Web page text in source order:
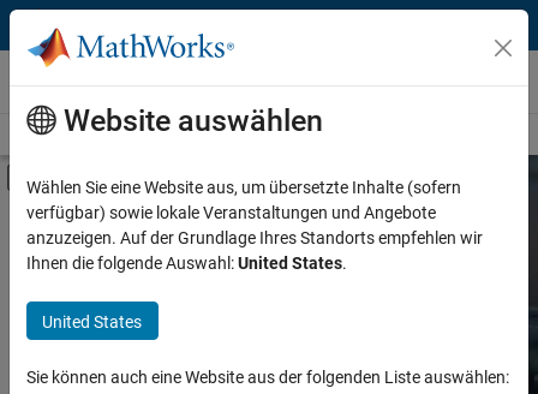
Weiter zum Inhalt
Hardware Support
Overview Search Hardware Support
Umschaltung für Off-Canvas-
Product
Product Family and Category
Vendor
Application
Search Hardware
Support
Find integrated hardware solutions with
Website auswählen
Wählen Sie eine Website aus, um übersetzte Inhalte (sofern
verfügbar) sowie lokale Veranstaltungen und Angebote
anzuzeigen. Auf der Grundlage Ihres Standorts empfehlen wir
Ihnen die folgende Auswahl:United States.
United States
Sie können auch eine Website aus der folgenden Liste auswählen: